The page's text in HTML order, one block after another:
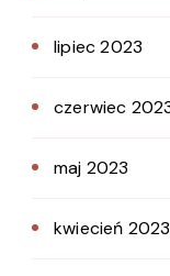
lipiec 2023
czerwiec
maj 2023
kwiecień 2023